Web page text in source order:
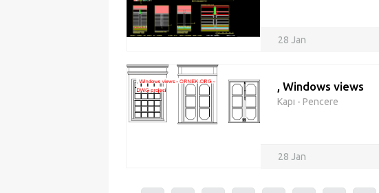
28 Jan
, Windows views
Kapı - Pencere
28 Jan